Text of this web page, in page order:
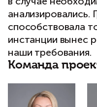
анализировались.
способствовала
инстанции вынес
наши требования.
Команда